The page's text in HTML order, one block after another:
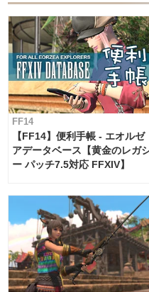
FF14
【FF14】便利手帳 - エオルゼ
アデータベース【黄金のレガ
ー パッチ7.5対応 FFXIV】